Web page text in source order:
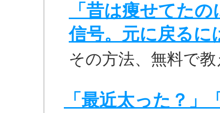
「昔は痩せてた
信号。元に戻るに
その方法、無料で
「最近太った？